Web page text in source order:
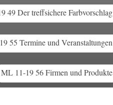
49 Der treffsichere Farbvorschlag
55 Termine und Veranstaltungen
ML 11-19 56 Firmen und Produkte